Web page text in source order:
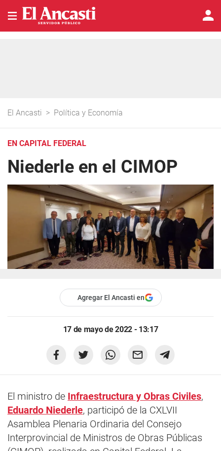
El Ancasti > Política y Economía
EN CAPITAL FEDERAL
Niederle en el CIMOP
Agregar El Ancasti en
17 de mayo de 2022 - 13:17
El ministro de Infraestructura y Obras Civiles,
Eduardo Niederle, participó de la CXLVII
Asamblea Plenaria Ordinaria del Consejo
Interprovincial de Ministros de Obras Públicas